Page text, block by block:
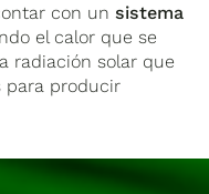
con unsistema
el calor que se
radiación solar que
para producir